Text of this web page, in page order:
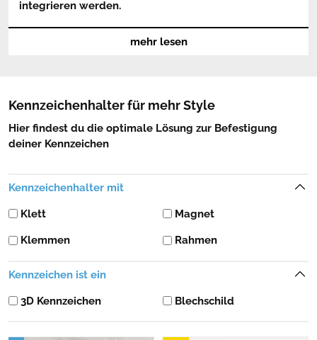
integrieren werden.
Bestelle eine rahmenlose, moderne
Befestigungsmethode via Klett bzw. Magnetsystem oder
mehr lesen
Kennzeichenhalter für mehr Style
Hier findest du die optimale Lösung zur Befestigung
deiner Kennzeichen
Kennzeichenhalter mit
Klett Magnet
Klemmen Rahmen
Kennzeichen ist ein
3D Kennzeichen Blechschild